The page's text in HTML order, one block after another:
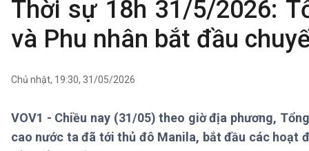
Thời sự 18h
Thời sự 21h30
Bản tin
Xã hội
Tin Đời sống & Xã hội
Khoa học & Công nghệ
Tin Khoa học & Công nghệ
Thời sự 18h 31/5/2026:
và Phu nhân bắt đầu
Chủ nhật, 19:30, 31/05/2026
VOV1 - Chiều nay (31/05) theo giờ địa phương,
cao nước ta đã tới thủ đô Manila, bắt đầu các hoạt